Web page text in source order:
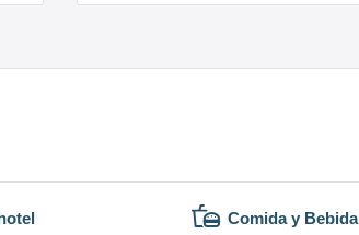
Comida y Bebida